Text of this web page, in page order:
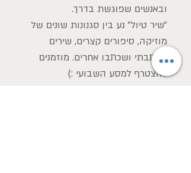
ובאנשים שפוגשת בדרך.
"שיר טיול" נע בין סגנונות שונים של
מוזיקה, סיפורים קצרים, שירים
שכתבתי ושכתבו אחרים. מוזמנים
להצטרף למסע השבועי :)